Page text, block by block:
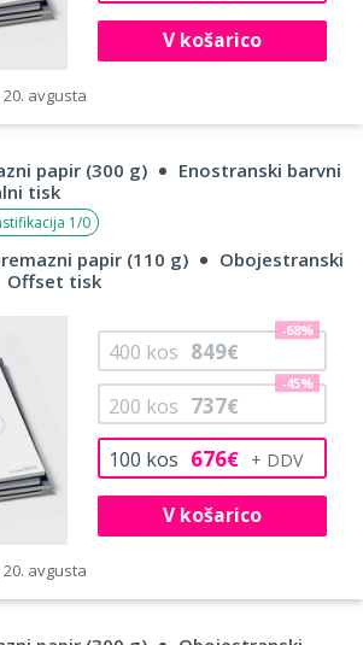
V košarico
avgusta
papir (300 g)
Enostranski barvni
tisk
1/0
papir (110 g)
Obojestranski
Offset tisk
100 kos 676€
200 kos 737€
-45%
400 kos 849€
-68%
V košarico
avgusta